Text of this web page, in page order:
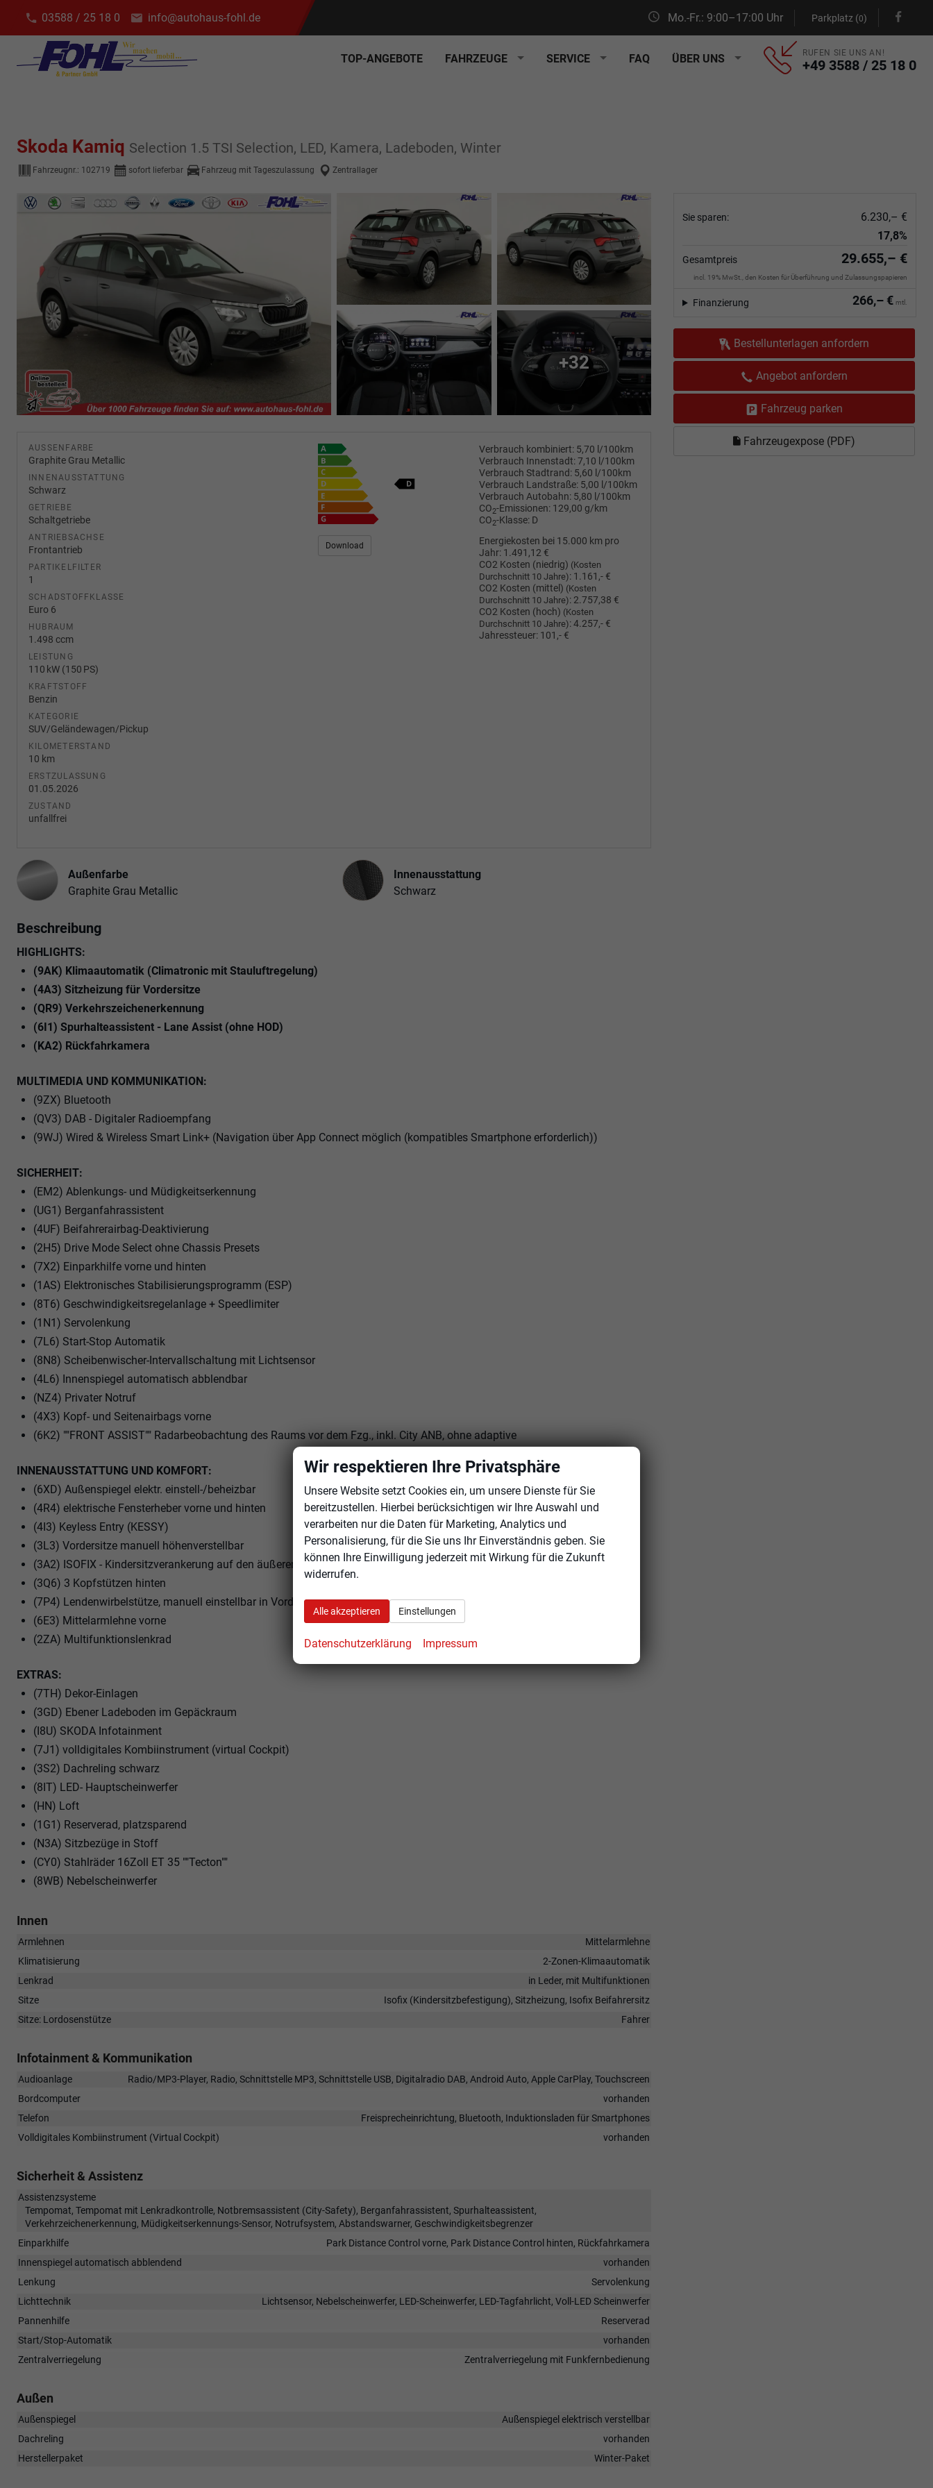
03588 / 25 18 0 info@autohaus-fohl.de Mo.-Fr.: 9:00–17:00 Uhr Parkplatz (0)
TOP-ANGEBOTE FAHRZEUGE SERVICE FAQ ÜBER UNS RUFEN SIE UNS AN!
+49 3588 / 25 18 0
Skoda Kamiq Selection 1.5 TSI Selection, LED, Kamera, Ladeboden, Winter
Fahrzeugnr.: 102719 sofort lieferbar Fahrzeug mit Tageszulassung Zentrallager
Sie sparen:
6.230,– €
17,8%
Gesamtpreis 29.655,– €
incl. 19% MwSt., den Kosten für Überführung und Zulassungspapieren
266,– € mtl.
Finanzierung
Bestellunterlagen anfordern
Angebot anfordern
Fahrzeug parken
Fahrzeugexpose (PDF)
+32
AUSSENFARBE
Graphite Grau Metallic
INNENAUSSTATTUNG
Schwarz
GETRIEBE
Schaltgetriebe
ANTRIEBSACHSE
Frontantrieb
PARTIKELFILTER
1
SCHADSTOFFKLASSE
Euro 6
HUBRAUM
1.498 ccm
LEISTUNG
110 kW (150 PS)
KRAFTSTOFF
Benzin
KATEGORIE
SUV/Geländewagen/Pickup
KILOMETERSTAND
10 km
ERSTZULASSUNG
01.05.2026
ZUSTAND
unfallfrei
Verbrauch kombiniert: 5,70 l/100km
Verbrauch Innenstadt:7,10 l/100km
Verbrauch Stadtrand: 5,60 l/100km
Verbrauch Landstraße: 5,00 l/100km
Verbrauch Autobahn: 5,80 l/100km
CO2-Emissionen: 129,00 g/km
CO2-Klasse: D
Download
Energiekosten bei 15.000 km pro
Jahr: 1.491,12 €
CO2 Kosten (niedrig) (Kosten
Durchschnitt 10 Jahre): 1.161,- €
CO2 Kosten (mittel) (Kosten
Durchschnitt 10 Jahre): 2.757,38 €
CO2 Kosten (hoch) (Kosten
Durchschnitt 10 Jahre):4.257,- €
Jahressteuer: 101,- €
Außenfarbe
Graphite Grau Metallic
Innenausstattung
Innenausstattung
Schwarz
Beschreibung
HIGHLIGHTS:
(9AK) Klimaautomatik (Climatronic mit Stauluftregelung)
(4A3) Sitzheizung für Vordersitze
(QR9) Verkehrszeichenerkennung
(6I1) Spurhalteassistent - Lane Assist (ohne HOD)
(KA2) Rückfahrkamera
MULTIMEDIA UND KOMMUNIKATION:
(9ZX) Bluetooth
(QV3) DAB - Digitaler Radioempfang
(9WJ) Wired & Wireless Smart Link+ (Navigation über App Connect möglich (kompatibles Smartphone erforderlich))
SICHERHEIT:
(EM2) Ablenkungs- und Müdigkeitserkennung
(UG1) Berganfahrassistent
(4UF) Beifahrerairbag-Deaktivierung
(2H5) Drive Mode Select ohne Chassis Presets
(7X2) Einparkhilfe vorne und hinten
(1AS) Elektronisches Stabilisierungsprogramm (ESP)
(8T6) Geschwindigkeitsregelanlage + Speedlimiter
(1N1) Servolenkung
(7L6) Start-Stop Automatik
(8N8) Scheibenwischer-Intervallschaltung mit Lichtsensor
(4L6) Innenspiegel automatisch abblendbar
(NZ4) Privater Notruf
(4X3) Kopf- und Seitenairbags vorne
(6K2) ""FRONT ASSIST"" Radarbeobachtung des Raums vor dem Fzg., inkl. City ANB, ohne adaptive
INNENAUSSTATTUNG UND KOMFORT:
(6XD) Außenspiegel elektr. einstell-/beheizbar
(4R4) elektrische Fensterheber vorne und hinten
(4I3) Keyless Entry (KESSY)
(3L3) Vordersitze manuell höhenverstellbar
(3A2) ISOFIX - Kindersitzverankerung auf den äußeren Rücksitzen und Beifahrersitz
(3Q6) 3 Kopfstützen hinten
(7P4) Lendenwirbelstütze, manuell einstellbar in Vordersitzlehnen
(6E3) Mittelarmlehne vorne
(2ZA) Multifunktionslenkrad
EXTRAS:
(7TH) Dekor-Einlagen
(3GD) Ebener Ladeboden im Gepäckraum
(I8U) SKODA Infotainment
(7J1) volldigitales Kombiinstrument (virtual Cockpit)
(3S2) Dachreling schwarz
(8IT) LED- Hauptscheinwerfer
(HN) Loft
(1G1) Reserverad, platzsparend
(N3A) Sitzbezüge in Stoff
(CY0) Stahlräder 16Zoll ET 35 ""Tecton""
(8WB) Nebelscheinwerfer
Innen
Armlehnen
Mittelarmlehne
Klimatisierung
2-Zonen-Klimaautomatik
Lenkrad
in Leder, mit Multifunktionen
Sitze
Isofix (Kindersitzbefestigung), Sitzheizung, Isofix Beifahrersitz
Sitze: Lordosenstütze
Fahrer
Infotainment & Kommunikation
Audioanlage
Radio/MP3-Player, Radio, Schnittstelle MP3, Schnittstelle USB, Digitalradio DAB, Android Auto, Apple CarPlay, Touchscreen
Bordcomputer
vorhanden
Telefon
Freisprecheinrichtung, Bluetooth, Induktionsladen für Smartphones
Volldigitales Kombiinstrument (Virtual Cockpit)
vorhanden
Sicherheit & Assistenz
Assistenzsysteme
Tempomat, Tempomat mit Lenkradkontrolle, Notbremsassistent (City-Safety), Berganfahrassistent, Spurhalteassistent,
Verkehrzeichenerkennung, Müdigkeitserkennungs-Sensor, Notrufsystem, Abstandswarner, Geschwindigkeitsbegrenzer
Einparkhilfe
Park Distance Control vorne, Park Distance Control hinten, Rückfahrkamera
Innenspiegel automatisch abblendend
vorhanden
Lenkung
Servolenkung
Lichttechnik
Lichtsensor, Nebelscheinwerfer, LED-Scheinwerfer, LED-Tagfahrlicht, Voll-LED Scheinwerfer
Pannenhilfe
Reserverad
Start/Stop-Automatik
vorhanden
Zentralverriegelung
Zentralverriegelung mit Funkfernbedienung
Außen
Außenspiegel
Außenspiegel elektrisch verstellbar
Dachreling
vorhanden
Herstellerpaket
Winter-Paket
Wir respektieren Ihre Privatsphäre
Unsere Website setzt Cookies ein, um unsere Dienste für Sie
bereitzustellen. Hierbei berücksichtigen wir Ihre Auswahl und
verarbeiten nur die Daten für Marketing, Analytics und
Personalisierung, für die Sie uns Ihr Einverständnis geben. Sie
können Ihre Einwilligung jederzeit mit Wirkung für die Zukunft
widerrufen.
Alle akzeptieren Einstellungen
Datenschutzerklärung Impressum